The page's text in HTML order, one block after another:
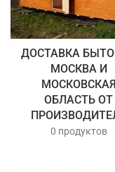
ДОСТАВКА
МОСКВА И
МОСКОВСКАЯ
ОБЛАСТЬ ОТ
0 продуктов